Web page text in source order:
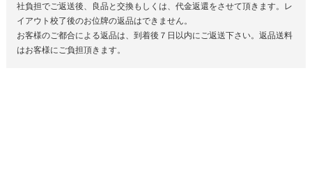
社負担でご返送後、良品と交換もしくは、代金返還をさせて頂きます。レ
イアウト校了後のお位牌の返品はできません。
お客様のご都合による返品は、到着後７日以内にご返送下さい。返品送料
はお客様にご負担頂きます。